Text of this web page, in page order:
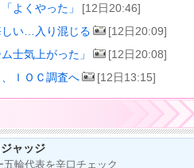
よくやった」 [12日20:46]
い…入り混じる [12日20:09]
士気上がった」 [12日20:08]
ＩＯＣ調査へ [12日13:15]
ャッジ
輪代表を辛口チェック